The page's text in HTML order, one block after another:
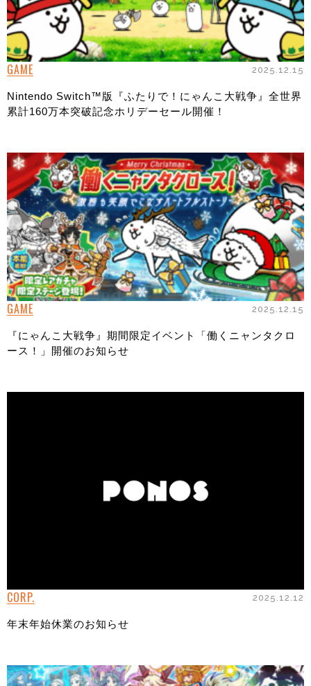
GAME 2025.12.15
Nintendo Switch™版『ふたりで！にゃんこ大戦争』全世界
累計160万本突破記念ホリデーセール開催！
GAME 2025.12.15
『にゃんこ大戦争』期間限定イベント「働くニャンタクロ
ース！」開催のお知らせ
CORP. 2025.12.12
年末年始休業のお知らせ